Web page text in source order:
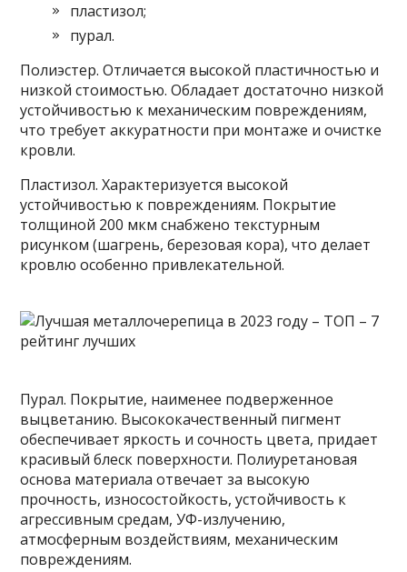
пластизол;
пурал.
Полиэстер. Отличается высокой пластичностью и
низкой стоимостью. Обладает достаточно низкой
устойчивостью к механическим повреждениям,
что требует аккуратности при монтаже и очистке
кровли.
Пластизол. Характеризуется высокой
устойчивостью к повреждениям. Покрытие
толщиной 200 мкм снабжено текстурным
рисунком (шагрень, березовая кора), что делает
кровлю особенно привлекательной.
Пурал. Покрытие, наименее подверженное
выцветанию. Высококачественный пигмент
обеспечивает яркость и сочность цвета, придает
красивый блеск поверхности. Полиуретановая
основа материала отвечает за высокую
прочность, износостойкость, устойчивость к
агрессивным средам, УФ-излучению,
атмосферным воздействиям, механическим
повреждениям.